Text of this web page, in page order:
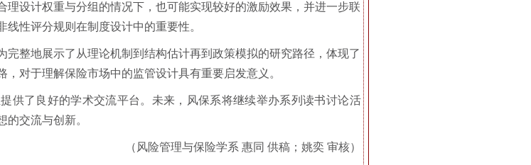
设计权重与分组的情况下，也可能实现较好的激励效果，并进一步联
性评分规则在制度设计中的重要性。
整地展示了从理论机制到结构估计再到政策模拟的研究路径，体现了
对于理解保险市场中的监管设计具有重要启发意义。
供了良好的学术交流平台。未来，风保系将继续举办系列读书讨论活
交流与创新。
（风险管理与保险学系 惠同 供稿；姚奕 审核）